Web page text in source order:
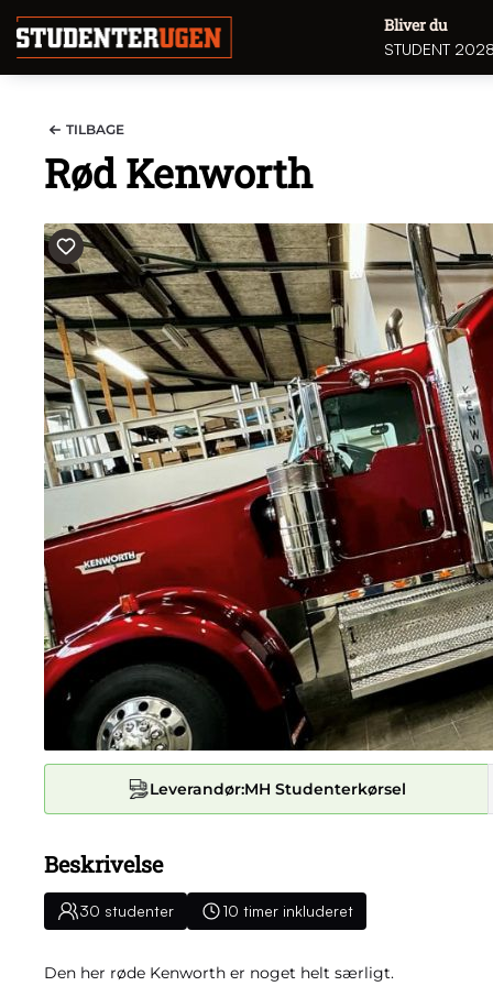
Bliver du
STUDENT 2028
TILBAGE
Rød Kenworth
Leverandør:MH Studenterkørsel
Beskrivelse
30 studenter 10 timer inkluderet
Den her røde Kenworth er noget helt særligt.